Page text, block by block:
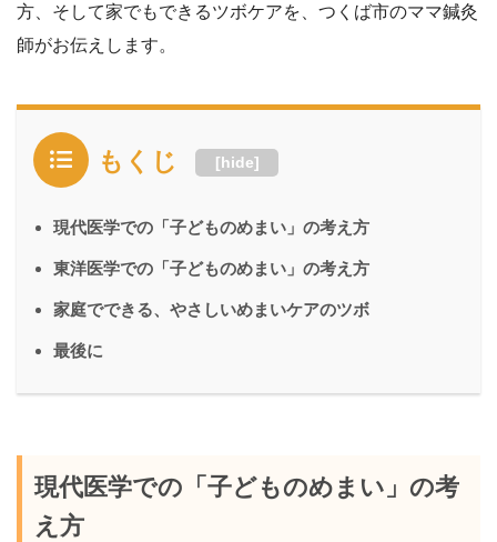
方、そして家でもできるツボケアを、つくば市のママ鍼灸
師がお伝えします。
もくじ [hide]
現代医学での「子どものめまい」の考え方
東洋医学での「子どものめまい」の考え方
家庭でできる、やさしいめまいケアのツボ
最後に
現代医学での「子どものめまい」の考
え方